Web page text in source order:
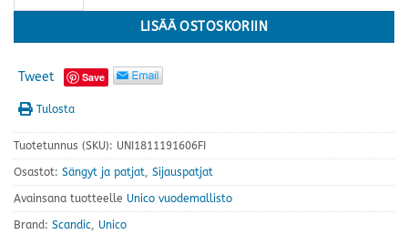
LISÄÄ OSTOSKORIIN
Tweet Save
Tulosta
Tuotetunnus (SKU): UNI1811191606FI
Osastot: Sängyt ja patjat, Sijauspatjat
Avainsana tuotteelle Unico vuodemallisto
Brand: Scandic, Unico